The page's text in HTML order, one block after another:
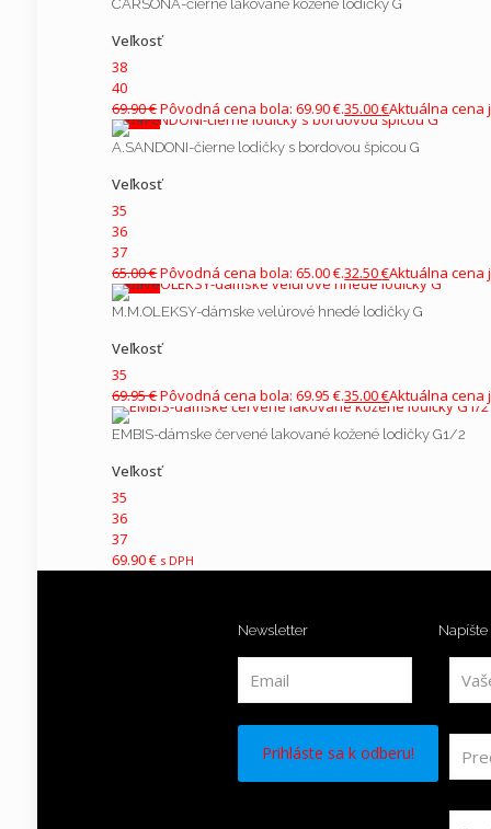
Meno* E-mail*
Current ye@r
CARSONA-čierne lakované kožené lodičky G
Veľkosť
38
40
69.90€Pôvodná cena bola: 69.90 €.35.00€Aktuálna cena
V zľave
A.SANDONI-čierne lodičky s bordovou špicou G
Veľkosť
35
36
37
65.00€Pôvodná cena bola: 65.00 €.32.50€Aktuálna cena
V zľave
M.M.OLEKSY-dámske velúrové hnedé lodičky G
Veľkosť
35
69.95€Pôvodná cena bola: 69.95 €.35.00€Aktuálna cena
EMBIS-dámske červené lakované kožené lodičky G1/2
Veľkosť
35
36
37
69.90€ s DPH
Newsletter